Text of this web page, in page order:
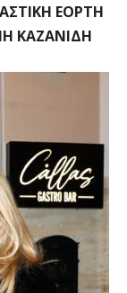
ΕΟΡΤΗ
ΚΑΖΑΝΙΔΗ